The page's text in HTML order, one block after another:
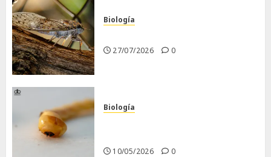
Biología
27/07/2026 0
Biología
10/05/2026 0